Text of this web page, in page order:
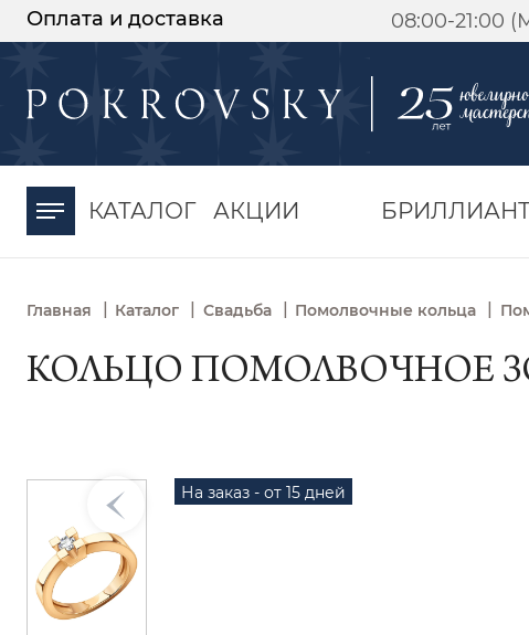
Оплата и доставка 08:00-21:00
КАТАЛОГ АКЦИИ
Главная | Каталог | Свадьба | Помолвочные кольца |
КОЛЬЦО ПОМОЛВОЧНОЕ
На заказ - от 15 дней
-30%
момента оплаты